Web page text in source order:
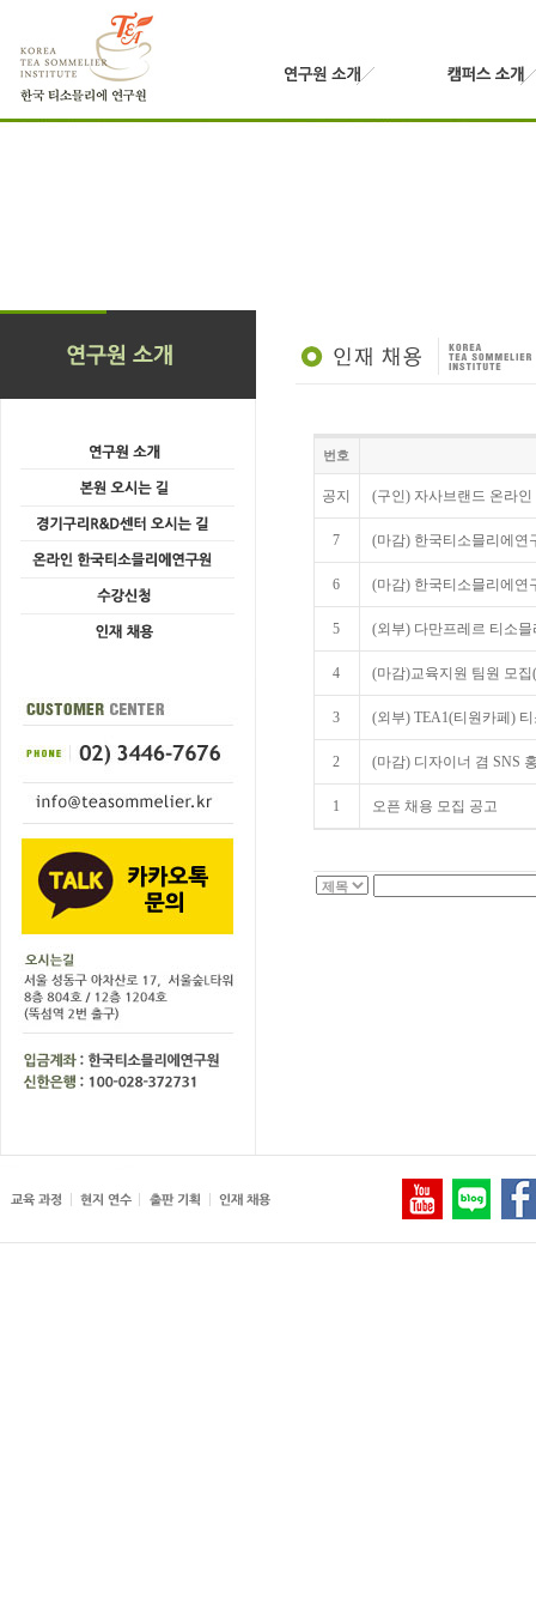
번호
공지 (구인) 자사브랜드 온라
7 (마감) 한국티소믈리에연
6 (마감) 한국티소믈리에연
5 (외부) 다만프레르 티소
4 (마감)교육지원 팀원 모
3 (외부) TEA1(티원카페)
2 (마감) 디자이너 겸 SNS
1 오픈 채용 모집 공고